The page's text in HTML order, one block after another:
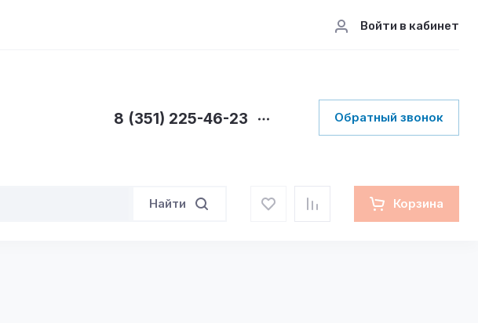
Войти в кабинет
8 (351) 225-46-23 Обратный звонок
Найти Корзина